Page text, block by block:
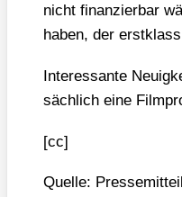
nicht finan­zier­bar
haben, der
Inter­es­san­te
säch­lich eine
[cc]
Quel­le: